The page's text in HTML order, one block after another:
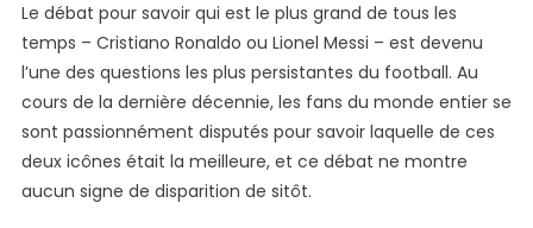
:
Qui
Est
Le
Meilleur
?
Le débat pour savoir qui est le plus grand de tous les
temps – Cristiano Ronaldo ou Lionel Messi – est devenu
l’une des questions les plus persistantes du football. Au
cours de la dernière décennie, les fans du monde entier se
sont passionnément disputés pour savoir laquelle de ces
deux icônes était la meilleure, et ce débat ne montre
aucun signe de disparition de sitôt.